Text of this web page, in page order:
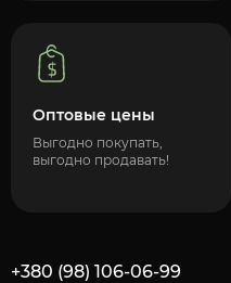
Оптовые цены
Выгодно покупать,
выгодно продавать!
+380 (98) 106-06-99